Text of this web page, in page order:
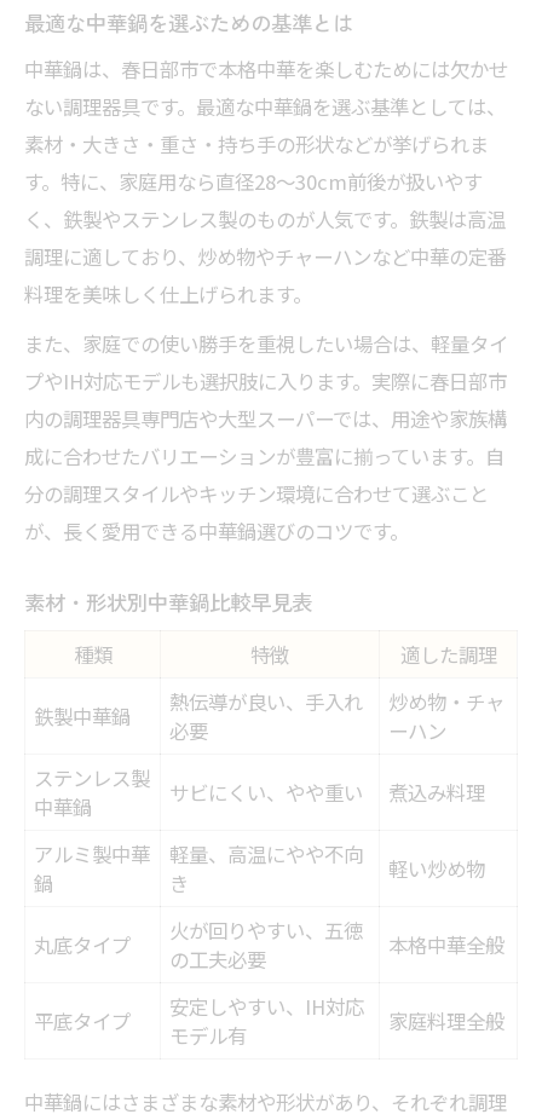
最適な中華鍋を選ぶための基準とは
中華鍋は、春日部市で本格中華を楽しむためには欠かせ
ない調理器具です。最適な中華鍋を選ぶ基準としては、
素材・大きさ・重さ・持ち手の形状などが挙げられま
す。特に、家庭用なら直径28～30cm前後が扱いやす
く、鉄製やステンレス製のものが人気です。鉄製は高温
調理に適しており、炒め物やチャーハンなど中華の定番
料理を美味しく仕上げられます。
また、家庭での使い勝手を重視したい場合は、軽量タイ
プやIH対応モデルも選択肢に入ります。実際に春日部市
内の調理器具専門店や大型スーパーでは、用途や家族構
成に合わせたバリエーションが豊富に揃っています。自
分の調理スタイルやキッチン環境に合わせて選ぶこと
が、長く愛用できる中華鍋選びのコツです。
素材・形状別中華鍋比較早見表
種類 特徴 適した調理
鉄製中華鍋
熱伝導が良い、手入れ
必要
炒め物・チャ
ーハン
ステンレス製
中華鍋
サビにくい、やや重い 煮込み料理
アルミ製中華
鍋
軽量、高温にやや不向
き
軽い炒め物
丸底タイプ
火が回りやすい、五徳
の工夫必要
本格中華全般
平底タイプ
安定しやすい、IH対応
モデル有
家庭料理全般
中華鍋にはさまざまな素材や形状があり、それぞれ調理